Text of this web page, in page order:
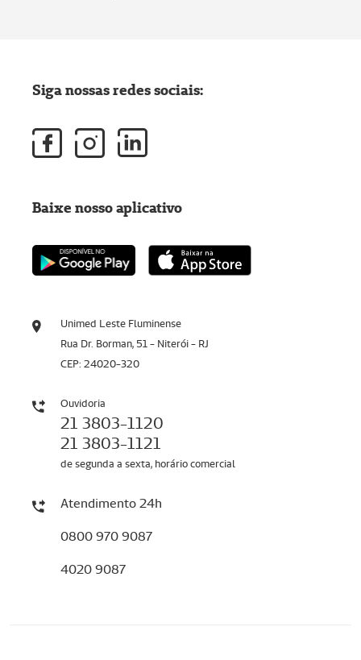
Unimed Leste Fluminense
Rua Dr. Borman, 51 - Niterói - RJ
CEP: 24020-320
Ouvidoria
21 3803-1120
21 3803-1121
de segunda a sexta, horário comercial
Atendimento 24h
0800 970 9087
4020 9087
Siga nossas redes sociais:
Baixe nosso aplicativo